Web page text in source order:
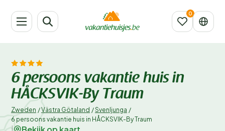
6 persoons vakantie huis in
HÅCKSVIK-By Traum
Zweden /Västra Götaland /Svenljunga /
6 persoons vakantie huis in HÅCKSVIK-By Traum